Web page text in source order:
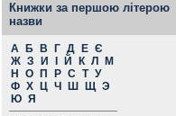
Книжки за першою літерою
назви
А Б В Г Д Е Є
Ж З И Й К Л
М
Н
О П Р С Т У
Ф Х Ц Ч Ш Щ Э
Ю Я